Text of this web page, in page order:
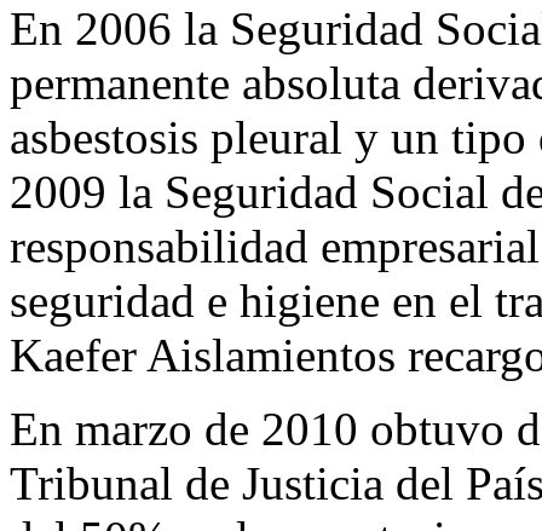
En 2006 la Seguridad
permanente absoluta
asbestosis pleural y un
2009 la Seguridad Social
responsabilidad
seguridad e higiene en el
Kaefer Aislamientos
En marzo de 2010 obtuvo
Tribunal de Justicia del